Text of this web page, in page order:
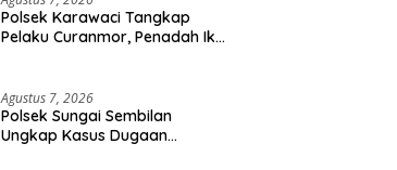
Polsek Karawaci Tangkap
Pelaku Curanmor, Penadah Ikut
Agustus 7, 2026
Polsek Sungai Sembilan
Ungkap Kasus Dugaan